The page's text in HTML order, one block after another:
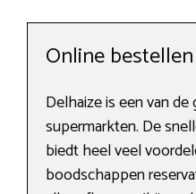
Online
Delhaize is een van
supermarkten. De
biedt heel veel
boodschappen